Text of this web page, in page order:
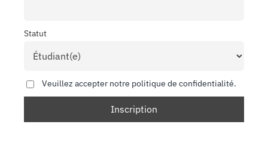
Statut
Veuillez accepter notre politique de confidentialité.